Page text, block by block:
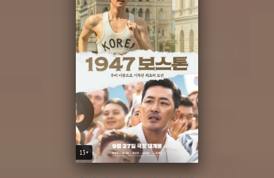
13+